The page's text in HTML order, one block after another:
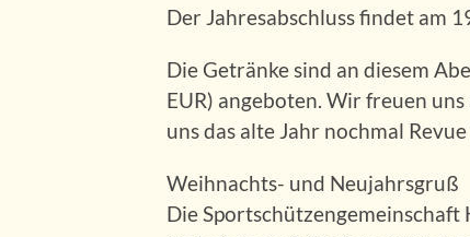
Der Jahresabschluss findet am
Die Getränke sind an diesem
EUR) angeboten. Wir freuen
uns das alte Jahr nochmal
Weihnachts- und Neujahrsgruß
Die